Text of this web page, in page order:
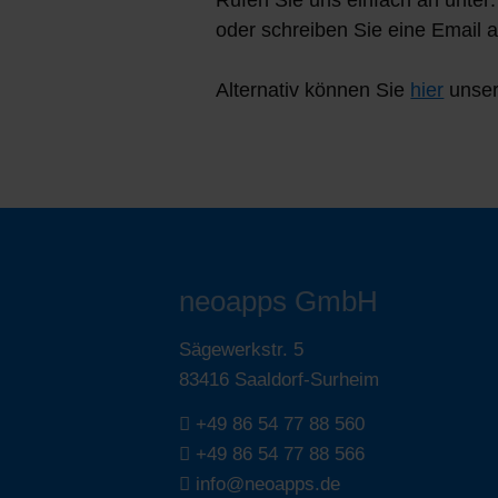
oder schreiben Sie eine Email
Alternativ können Sie hier
neoapps GmbH
Sägewerkstr. 5
83416 Saaldorf-Surheim
+49 86 54 77 88 560
+49 86 54 77 88 566
info@neoapps.de